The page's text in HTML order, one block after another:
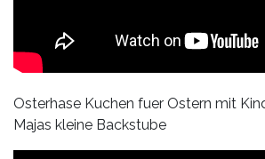
Osterhase Kuchen fuer Ostern mit
Majas kleine Backstube